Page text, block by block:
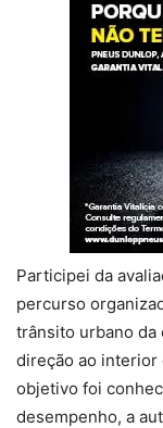
Participei da
percurso
trânsito urbano da
direção ao interior
objetivo foi
desempenho, a